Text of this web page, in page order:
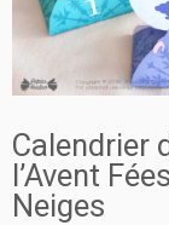
Calendrier
l’Avent
Neiges